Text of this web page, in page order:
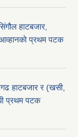
हाटबजार,
आव्हानको प्रथम पटक
हाटबजार र (खसी,
प्रथम पटक